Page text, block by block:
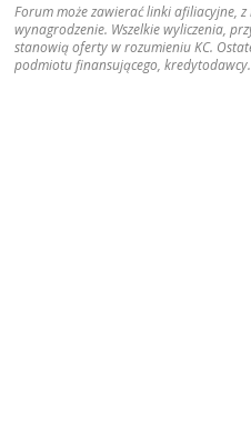
Forum może zawierać linki afiliacyjne,
wynagrodzenie. Wszelkie wyliczenia,
stanowią oferty w rozumieniu KC.
podmiotu finansującego, kredytodawcy.